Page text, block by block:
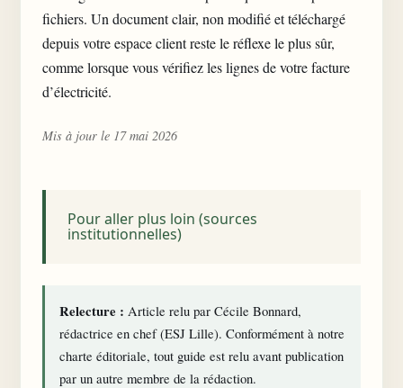
fichiers. Un document clair, non modifié et téléchargé
depuis votre espace client reste le réflexe le plus sûr,
comme lorsque vous vérifiezles lignes de votre facture
d’électricité.
Mis à jour le 17 mai 2026
Pour aller plus loin (sources
institutionnelles)
Relecture : Article relu par Cécile Bonnard,
rédactrice en chef (ESJ Lille). Conformément à notre
charte éditoriale, tout guide est relu avant publication
par un autre membre de la rédaction.